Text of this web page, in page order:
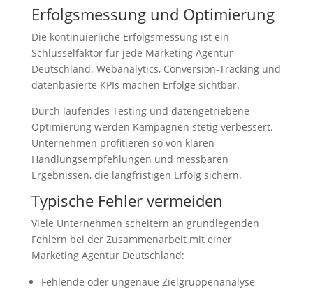
Erfolgsmessung und Optimierung
Die kontinuierliche Erfolgsmessung ist ein
Schlüsselfaktor für jede Marketing Agentur
Deutschland. Webanalytics, Conversion-Tracking und
datenbasierte KPIs machen Erfolge sichtbar.
Durch laufendes Testing und datengetriebene
Optimierung werden Kampagnen stetig verbessert.
Unternehmen profitieren so von klaren
Handlungsempfehlungen und messbaren
Ergebnissen, die langfristigen Erfolg sichern.
Typische Fehler vermeiden
Viele Unternehmen scheitern an grundlegenden
Fehlern bei der Zusammenarbeit mit einer
Marketing Agentur Deutschland:
Fehlende oder ungenaue Zielgruppenanalyse